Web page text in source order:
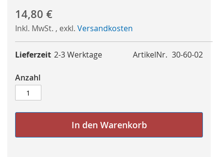
14,80 €
Inkl. MwSt. , exkl. Versandkosten
ArtikelNr. 30-60-02
Lieferzeit 2-3 Werktage
Anzahl
In den Warenkorb